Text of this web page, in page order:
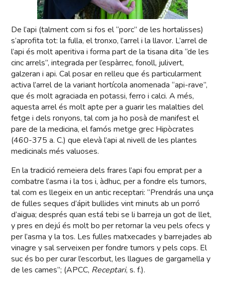
De l’api (talment com si fos el “porc” de les hortalisses)
s’aprofita tot: la fulla, el tronxo, l’arrel i la llavor. L’arrel de
l’api és molt aperitiva i forma part de la tisana dita “de les
cinc arrels”, integrada per l’espàrrec, fonoll, julivert,
galzeran i api. Cal posar en relleu que és particularment
activa l’arrel de la variant hortícola anomenada “api-rave”,
que és molt agraciada en potassi, ferro i calci. A més,
aquesta arrel és molt apte per a guarir les malalties del
fetge i dels ronyons, tal com ja ho posà de manifest el
pare de la medicina, el famós metge grec Hipòcrates
(460-375 a. C.) que elevà l’api al nivell de les plantes
medicinals més valuoses.
En la tradició remeiera dels frares l’api fou emprat per a
combatre l’asma i la tos i, àdhuc, per a fondre els tumors,
tal com es llegeix en un antic receptari: “Prendrás una unça
de fulles seques d’ápit bullides vint minuts ab un porró
d’aigua; després quan está tebi se li barreja un got de llet,
y pres en dejú és molt bo per retornar la veu pels ofecs y
per l’asma y la tos. Les fulles matxecades y barrejades ab
vinagre y sal serveixen per fondre tumors y pels cops. El
suc és bo per curar l’escorbut, les llagues de gargamella y
de les cames”; (APCC, Receptari, s. f.).